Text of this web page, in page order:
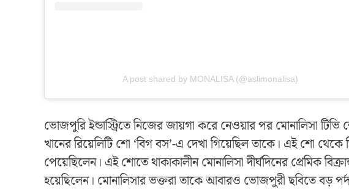
A post shared by MONALISA (@aslimonalisa)
ভোজপুরি ইন্ডাস্ট্রিতে নিজের জায়গা করে নেওয়ার পর মোনালিসা
খানের রিয়েলিটি শো ‘বিগ বস’-এ দেখা গিয়েছিল তাকে। এই শো থেকে
পেয়েছিলেন। এই শোতে থাকাকালীন মোনালিসা দীর্ঘদিনের প্রেমিক
হয়েছিলেন। মোনালিসার ভক্তরা তাকে আবারও ভোজপুরী ছবিতে বড়